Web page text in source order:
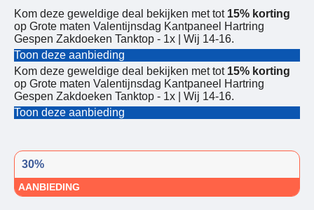
Kom deze geweldige deal bekijken met tot 15% korting
op Grote maten Valentijnsdag Kantpaneel Hartring
Gespen Zakdoeken Tanktop - 1x | Wij 14-16.
Toon deze aanbieding
Kom deze geweldige deal bekijken met tot 15% korting
op Grote maten Valentijnsdag Kantpaneel Hartring
Gespen Zakdoeken Tanktop - 1x | Wij 14-16.
Toon deze aanbieding
30%
AANBIEDING